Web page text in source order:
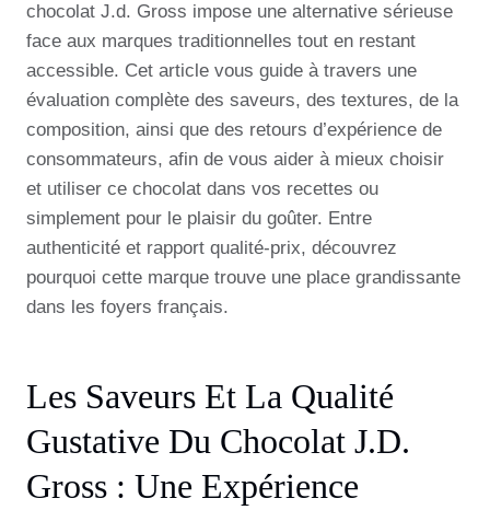
chocolat J.d. Gross impose une alternative sérieuse
face aux marques traditionnelles tout en restant
accessible. Cet article vous guide à travers une
évaluation complète des saveurs, des textures, de la
composition, ainsi que des retours d’expérience de
consommateurs, afin de vous aider à mieux choisir
et utiliser ce chocolat dans vos recettes ou
simplement pour le plaisir du goûter. Entre
authenticité et rapport qualité-prix, découvrez
pourquoi cette marque trouve une place grandissante
dans les foyers français.
Les Saveurs Et La Qualité
Gustative Du Chocolat J.d.
Gross : Une Expérience